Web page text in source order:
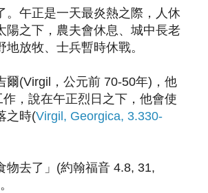
午正是一天最炎熱之際，人休
陽之下，農夫會休息、城中長老
放牧、 士兵暫時休戰。
(Virgil，公元前 70-50年)， 他
，說在午正烈日之下，他會使
之時(Virgil, Georgica, 3.330-
物去了」(約翰福音 4.8, 31,